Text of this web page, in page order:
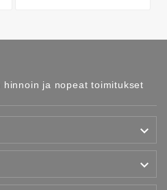
ja nopeat toimitukset

